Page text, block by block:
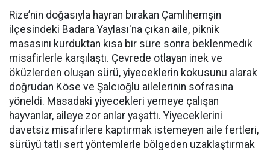
Rize’nin doğasıyla hayran bırakan Çamlıhemşin
ilçesindeki Badara Yaylası'na çıkan aile, piknik
masasını kurduktan kısa bir süre sonra beklenmedik
misafirlerle karşılaştı. Çevrede otlayan inek ve
öküzlerden oluşan sürü, yiyeceklerin kokusunu alarak
doğrudan Köse ve Şalcıoğlu ailelerinin sofrasına
yöneldi. Masadaki yiyecekleri yemeye çalışan
hayvanlar, aileye zor anlar yaşattı. Yiyeceklerini
davetsiz misafirlere kaptırmak istemeyen aile fertleri,
sürüyü tatlı sert yöntemlerle bölgeden uzaklaştırmak